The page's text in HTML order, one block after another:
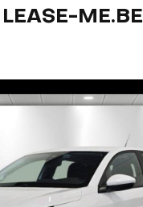
ME.BE